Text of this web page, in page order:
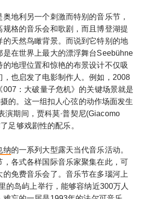
奥地利另一个刺激而特别的音乐节，
规格的音乐会和歌剧，而且博登湖提
的天然鸟瞰背景。而说到它特别的地
是在世界上最大的漂浮舞台Seebühne
的地理位置和惊艳的布景设计不仅吸
，也启发了电影制作人。例如，2008
007：大破量子危机》的关键场景就是
的。这一组扣人心弦的动作场面发生
演期间，贾科莫·普契尼(Giacomo
足够戏剧性的配乐。
纳的一系列大型露天当代音乐活动。
，各式各样国际音乐家聚集在此，可
的免费音乐会了。音乐节在多瑙河上
的岛屿上举行，能够容纳近300万人